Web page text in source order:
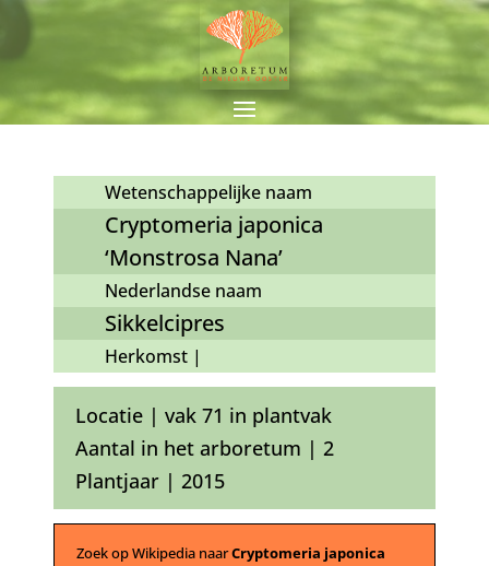
Wetenschappelijke naam
Cryptomeria japonica
‘Monstrosa Nana’
Nederlandse naam
Sikkelcipres
Herkomst |
Locatie | vak 71 in plantvak
Aantal in het arboretum | 2
Plantjaar | 2015
Zoek op Wikipedia naarCryptomeria japonica